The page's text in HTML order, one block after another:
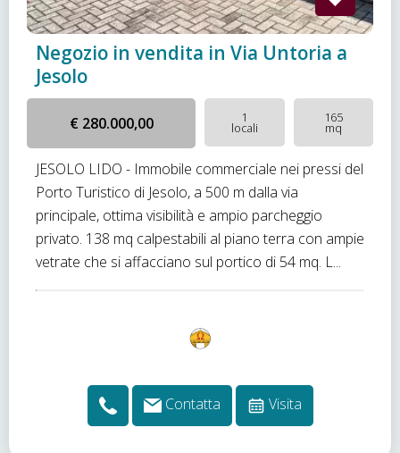
Negozio in vendita in Via Untoria a
Jesolo
€ 280.000,00 1
locali
165
mq
JESOLO LIDO - Immobile commerciale nei pressi del
Porto Turistico di Jesolo, a 500 m dalla via
principale, ottima visibilità e ampio parcheggio
privato. 138 mq calpestabili al piano terra con ampie
vetrate che si affacciano sul portico di 54 mq. L...
Contatta Visita